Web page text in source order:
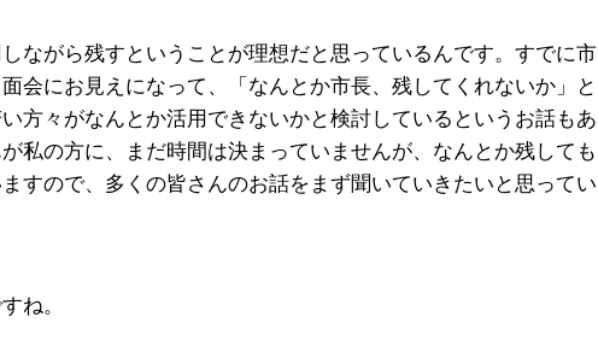
ながら残すということが理想だと思っているんです。すでに市
会にお見えになって、「なんとか市長、残してくれないか」と
方々がなんとか活用できないかと検討しているというお話もあ
私の方に、まだ時間は決まっていませんが、なんとか残しても
すので、多くの皆さんのお話をまず聞いていきたいと思ってい
ね。